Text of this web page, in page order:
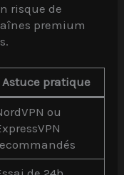
risque de
premium
Astuce pratique
ou